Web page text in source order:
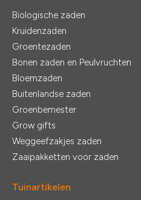
Biologische zaden
Kruidenzaden
Groentezaden
Bonen zaden en Peulvruchten
Bloemzaden
Buitenlandse zaden
Groenbemester
Grow gifts
Weggeefzakjes zaden
Zaaipakketten voor zaden
Tuinartikelen